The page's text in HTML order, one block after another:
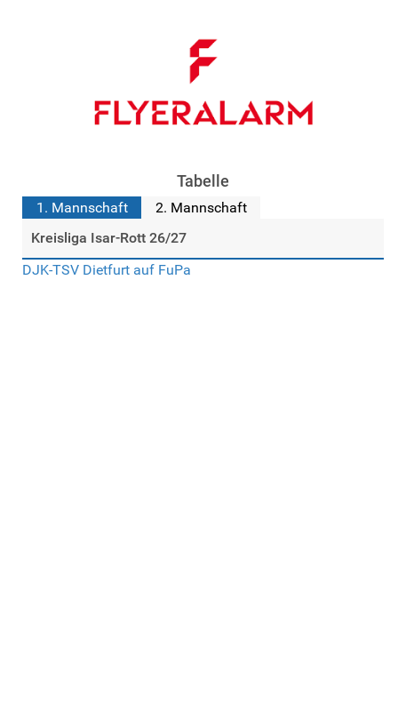
Tabelle
1. Mannschaft
2. Mannschaft
Kreisliga Isar-Rott 26/27
DJK-TSV Dietfurt auf FuPa